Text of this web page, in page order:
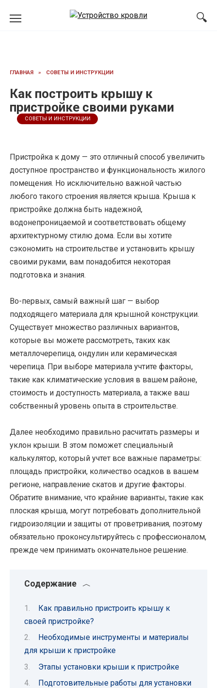
ГЛАВНАЯ » СОВЕТЫ И ИНСТРУКЦИИ
Как построить крышу к
пристройке своими руками
СОВЕТЫ И ИНСТРУКЦИИ
Пристройка к дому — это отличный способ увеличить
доступное пространство и функциональность жилого
помещения. Но исключительно важной частью
любого такого строения является крыша. Крыша к
пристройке должна быть надежной,
водонепроницаемой и соответствовать общему
архитектурному стилю дома. Если вы хотите
сэкономить на строительстве и установить крышу
своими руками, вам понадобится некоторая
подготовка и знания.
Во-первых, самый важный шаг — выбор
подходящего материала для крышной конструкции.
Существует множество различных вариантов,
которые вы можете рассмотреть, таких как
металлочерепица, ондулин или керамическая
черепица. При выборе материала учтите факторы,
такие как климатические условия в вашем районе,
стоимость и доступность материала, а также ваш
собственный уровень опыта в строительстве.
Далее необходимо правильно расчитать размеры и
уклон крыши. В этом поможет специальный
калькулятор, который учтет все важные параметры:
площадь пристройки, количество осадков в вашем
регионе, направление скатов и другие факторы.
Обратите внимание, что крайние варианты, такие как
плоская крыша, могут потребовать дополнительной
гидроизоляции и защиты от проветривания, поэтому
обязательно проконсультируйтесь с профессионалом,
прежде чем принимать окончательное решение.
Содержание
Как правильно пристроить крышу к
своей пристройке?
Необходимые инструменты и материалы
для крыши к пристройке
Этапы установки крыши к пристройке
Подготовительные работы для установки